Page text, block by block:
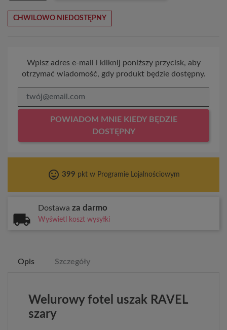
CHWILOWO NIEDOSTĘPNY
Wpisz adres e-mail i kliknij poniższy przycisk, aby
otrzymać wiadomość, gdy produkt będzie dostępny.
POWIADOM MNIE KIEDY BĘDZIE
DOSTĘPNY
tag_faces 399 pkt w Programie Lojalnościowym
Dostawa za darmo
Wyświetl koszt wysyłki
Opis Szczegóły
Welurowy fotel uszak RAVEL
szary